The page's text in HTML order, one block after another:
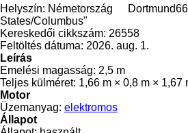
Helyszín: Németország Dortmund
States/Columbus"
Kereskedői cikkszám: 26558
Feltöltés dátuma: 2026. aug. 1.
Leírás
Emelési magasság: 2,5 m
Teljes külméret: 1,66 m × 0,8 m × 1,67
Motor
Üzemanyag: elektromos
Állapot